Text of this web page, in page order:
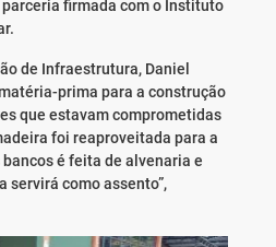
firmada com o Instituto
de Infraestrutura, Daniel
prima para a construção
que estavam comprometidas
foi reaproveitada para a
bancos é feita de alvenaria e
servirá como assento”,